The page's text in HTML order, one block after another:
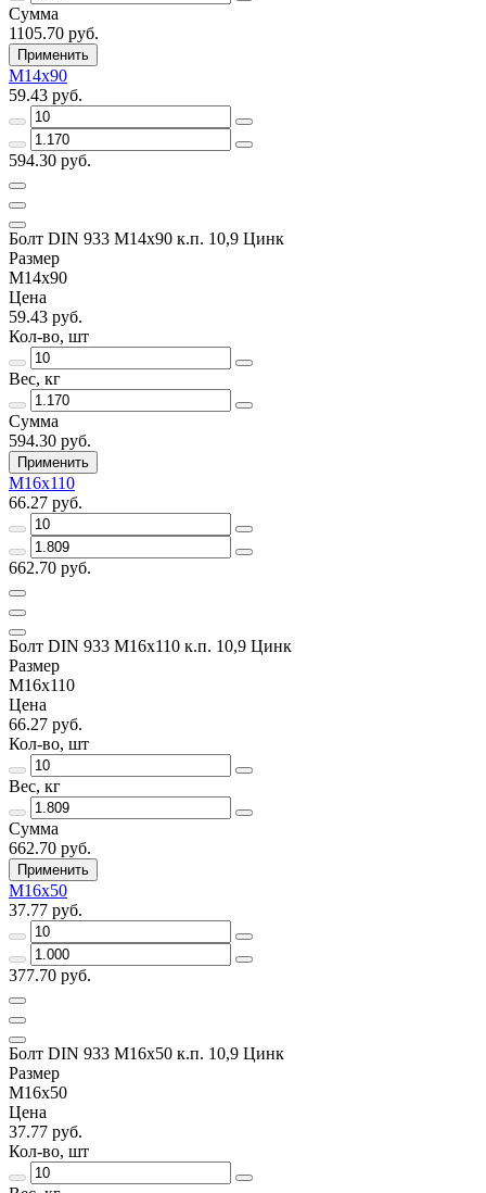
Сумма
1105.70 руб.
Применить
М14х90
59.43 руб.
594.30 руб.
Болт DIN 933 М14х90 к.п. 10,9 Цинк
Размер
М14х90
Цена
59.43 руб.
Кол-во, шт
Вес, кг
Сумма
594.30 руб.
Применить
М16х110
66.27 руб.
662.70 руб.
Болт DIN 933 М16х110 к.п. 10,9 Цинк
Размер
М16х110
Цена
66.27 руб.
Кол-во, шт
Вес, кг
Сумма
662.70 руб.
Применить
М16х50
37.77 руб.
377.70 руб.
Болт DIN 933 М16х50 к.п. 10,9 Цинк
Размер
М16х50
Цена
37.77 руб.
Кол-во, шт